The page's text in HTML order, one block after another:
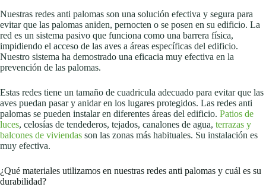
Nuestras redes anti palomas son una solución efectiva y segura para
evitar que las palomas aniden, pernocten o se posen en su edificio. La
red es un sistema pasivo que funciona como una barrera física,
impidiendo el acceso de las aves a áreas específicas del edificio.
Nuestro sistema ha demostrado una eficacia muy efectiva en la
prevención de las palomas.
Estas redes tiene un tamaño de cuadricula adecuado para evitar que las
aves puedan pasar y anidar en los lugares protegidos. Las redes anti
palomas se pueden instalar en diferentes áreas del edificio. Patios de
luces, celosías de tendederos, tejados, canalones de agua, terrazas y
balcones de viviendas son las zonas más habituales. Su instalación es
muy efectiva.
¿Qué materiales utilizamos en nuestras redes anti palomas y cuál es su
durabilidad?